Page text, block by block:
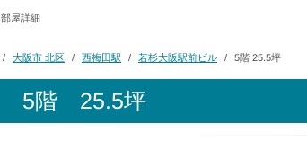
部屋詳細
大阪市 北区 西梅田駅 若杉大阪駅前ビル 5階 25.5坪
5階 25.5坪